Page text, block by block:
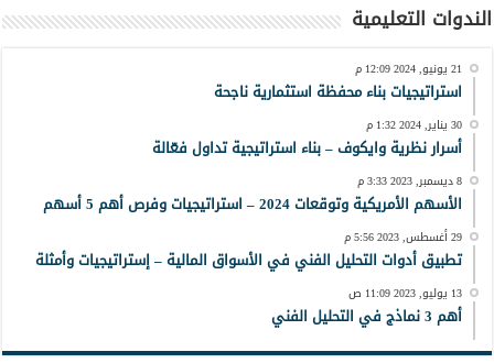
الندوات التعليمية
21 يونيو, 2024 12:09 م
استراتيجيات بناء محفظة استثمارية ناجحة
30 يناير, 2024 1:32 م
أسرار نظرية وايكوف – بناء استراتيجية تداول فعّالة
8 ديسمبر, 2023 3:33 م
الأسهم الأمريكية وتوقعات 2024 – استراتيجيات وفرص أهم 5 أسهم
29 أغسطس, 2023 5:56 م
تطبيق أدوات التحليل الفني في الأسواق المالية – إستراتيجيات وأمثلة
13 يوليو, 2023 11:09 ص
أهم 3 نماذج في التحليل الفني